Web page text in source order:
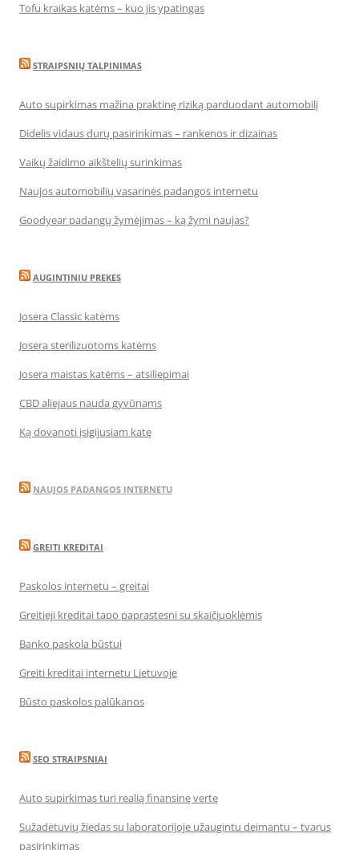
Tofu kraikas katėms – kuo jis ypatingas
STRAIPSNIŲ TALPINIMAS
Auto supirkimas mažina praktinę riziką parduodant automobilį
Didelis vidaus durų pasirinkimas – rankenos ir dizainas
Vaikų žaidimo aikštelių surinkimas
Naujos automobilių vasarinės padangos internetu
Goodyear padangų žymėjimas – ką žymi naujas?
AUGINTINIU PREKES
Josera Classic katėms
Josera sterilizuotoms katėms
Josera maistas katėms – atsiliepimai
CBD aliejaus nauda gyvūnams
Ką dovanoti įsigijusiam katę
NAUJOS PADANGOS INTERNETU
GREITI KREDITAI
Paskolos internetu – greitai
Greitieji kreditai tapo paprastesni su skaičiuoklėmis
Banko paskola būstui
Greiti kreditai internetu Lietuvoje
Būsto paskolos palūkanos
SEO STRAIPSNIAI
Auto supirkimas turi realią finansinę vertę
Sužadėtuvių žiedas su laboratorijoje užaugintu deimantu – tvarus
pasirinkimas